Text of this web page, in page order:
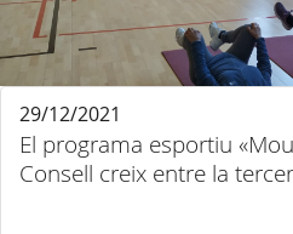
El programa esportiu
Consell creix entre la
29/12/2021